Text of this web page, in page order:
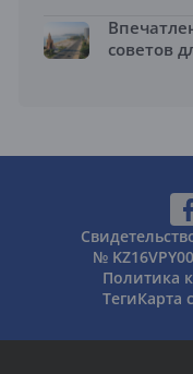
советов
№
Политика
ТегиКарта